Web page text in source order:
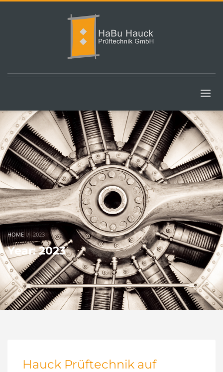
HOME 2023
Year: 2023
Hauck Prüftechnik auf